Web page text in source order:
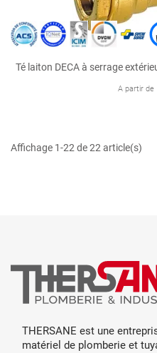
Té laiton DECA à serrage
A partir de
Affichage 1-22 de 22 article(s)
THERSANE est une
matériel de plomberie et